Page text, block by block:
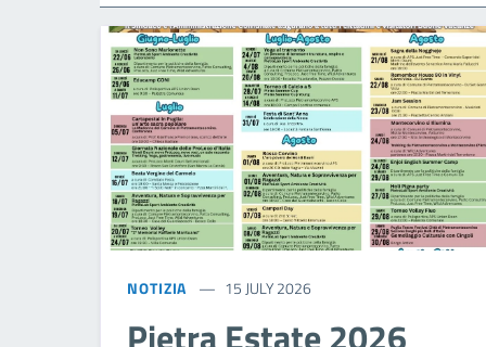
NOTIZIA 15 JULY 2026